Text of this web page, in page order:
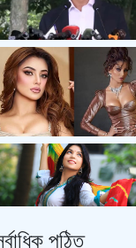
পঠিত